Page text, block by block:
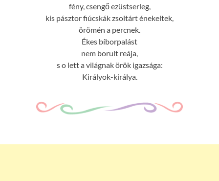
fény, csengő ezüstserleg,
kis pásztor fiúcskák zsoltárt énekeltek,
örömén a percnek.
Ékes bíborpalást
nem borult reája,
s o lett a világnak örök igazsága:
Királyok-királya.